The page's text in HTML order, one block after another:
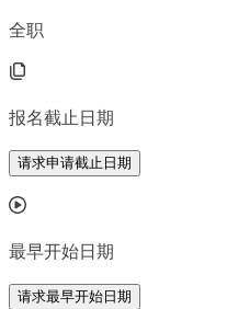
全职
报名截止日期
请求申请截止日期
最早开始日期
请求最早开始日期